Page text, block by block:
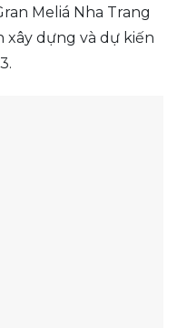
Meliá Nha Trang
dựng và dự kiến